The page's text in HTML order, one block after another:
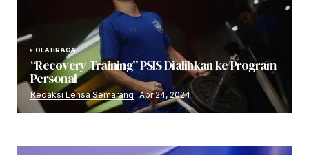
OLAHRAGA
“Recovery Training” PSIS Dialihkan ke Program
Personal
Redaksi Lensa Semarang Apr 24, 2024